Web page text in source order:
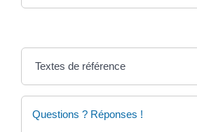
Textes de référence
Questions ? Réponses !